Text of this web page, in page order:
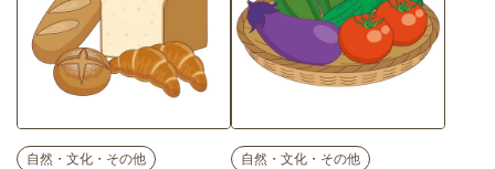
自然・文化・その他 自然・文化・その他